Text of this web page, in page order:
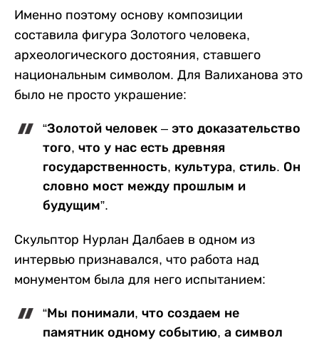
Именно поэтому основу композиции
составила фигура Золотого человека,
археологического достояния, ставшего
национальным символом. Для Валиханова это
было не просто украшение:
“Золотой человек – это доказательство
того, что у нас есть древняя
государственность, культура, стиль. Он
словно мост между прошлым и
будущим”.
Скульптор Нурлан Далбаев в одном из
интервью признавался, что работа над
монументом была для него испытанием:
“Мы понимали, что создаем не
памятник одному событию, а символ